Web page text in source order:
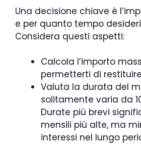
Una decisione chiave è
e per quanto tempo
Considera questi aspetti:
Calcola l’importo
permetterti di
Valuta la durata del
solitamente varia da
Durate più brevi
mensili più alte, ma
interessi nel lungo